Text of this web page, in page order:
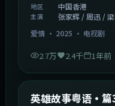
地区 中国香港
主演
张家辉 / 周迅 /
爱情· 2025 · 电视剧
2.7万 2.4千 1年前
最新
英雄故事粤语·篇